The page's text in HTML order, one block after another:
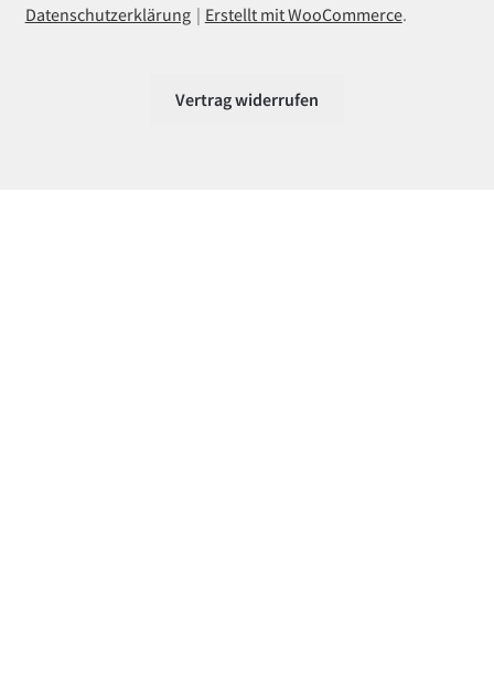
Datenschutzerklärung
Erstellt mit WooCommerce.
Vertrag widerrufen